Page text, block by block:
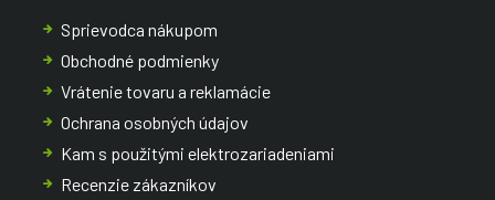
Sprievodca nákupom
Obchodné podmienky
Vrátenie tovaru a reklamácie
Ochrana osobných údajov
Kam s použitými elektrozariadeniami
Recenzie zákazníkov